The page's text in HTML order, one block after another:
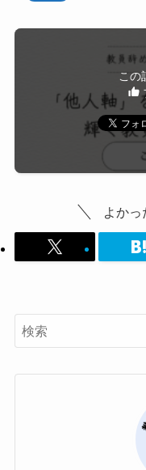
この
よかっ